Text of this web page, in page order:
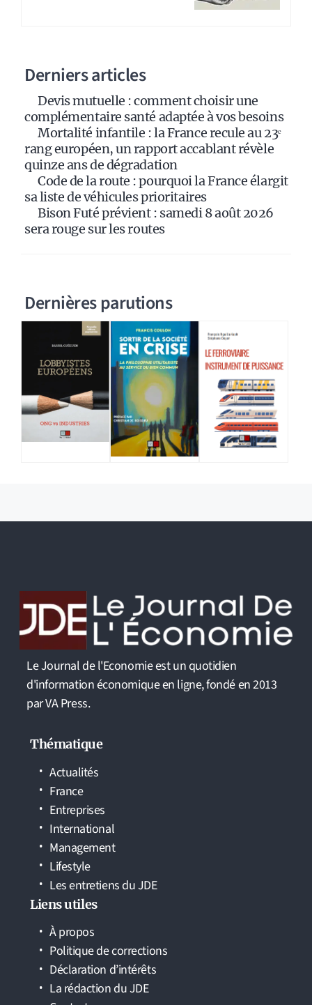
Derniers articles
Devis mutuelle : comment choisir une
complémentaire santé adaptée à vos besoins
Mortalité infantile : la France recule au 23ᵉ
rang européen, un rapport accablant révèle
quinze ans de dégradation
Code de la route : pourquoi la France élargit
sa liste de véhicules prioritaires
Bison Futé prévient : samedi 8 août 2026
sera rouge sur les routes
Dernières parutions
Le Journal de l'Economie est un quotidien
d'information économique en ligne, fondé en 2013
par VA Press.
Thématique
Actualités
France
Entreprises
International
Management
Lifestyle
Les entretiens du JDE
Liens utiles
À propos
Politique de corrections
Déclaration d’intérêts
La rédaction du JDE